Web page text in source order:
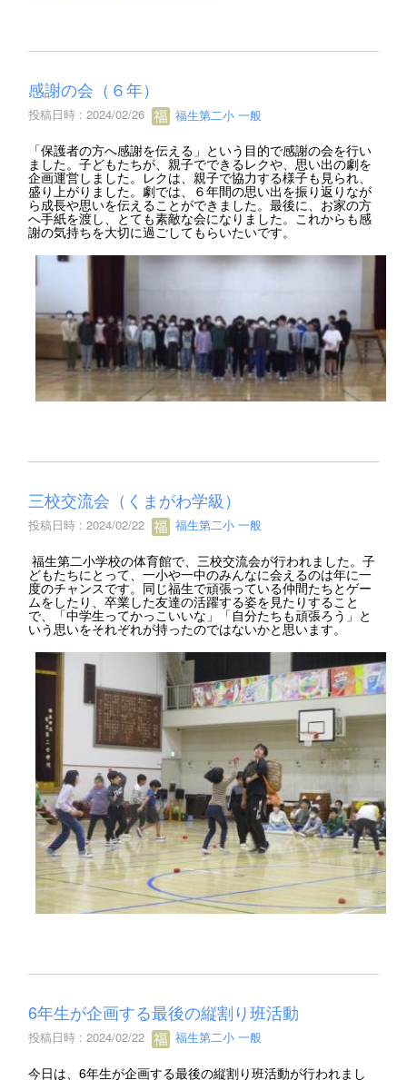
感謝の会（６年）
投稿日時 : 2024/02/26 福生第二小 一般
「保護者の方へ感謝を伝える」という目的で感謝の会を行い
ました。子どもたちが、親子でできるレクや、思い出の劇を
企画運営しました。レクは、親子で協力する様子も見られ、
盛り上がりました。劇では、６年間の思い出を振り返りなが
ら成長や思いを伝えることができました。最後に、お家の方
へ手紙を渡し、とても素敵な会になりました。これからも感
謝の気持ちを大切に過ごしてもらいたいです。
三校交流会（くまがわ学級）
投稿日時 : 2024/02/22 福生第二小 一般
福生第二小学校の体育館で、三校交流会が行われました。子
どもたちにとって、一小や一中のみんなに会えるのは年に一
度のチャンスです。同じ福生で頑張っている仲間たちとゲー
ムをしたり、卒業した友達の活躍する姿を見たりすること
で、「中学生ってかっこいいな」「自分たちも頑張ろう」と
いう思いをそれぞれが持ったのではないかと思います。
6年生が企画する最後の縦割り班活動
投稿日時 : 2024/02/22 福生第二小 一般
今日は、6年生が企画する最後の縦割り班活動が行われまし